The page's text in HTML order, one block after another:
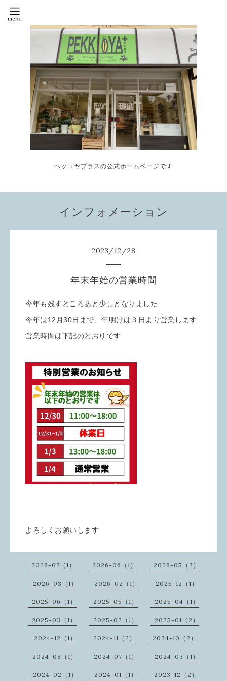
ペッコヤプラスの公式ホームページです
インフォメーション
2023/12/28
年末年始の営業時間
今年も残すところあと少しとなりました
今年は12月30日まで、年明けは３日より営業します
営業時間は下記のとおりです
よろしくお願いします
2026-07（1） 2026-06（1） 2026-05（2）
2026-03（1） 2026-02（1） 2025-12（1）
2025-06（1） 2025-05（1） 2025-04（1）
2025-03（1） 2025-02（1） 2025-01（2）
2024-12（1） 2024-11（2） 2024-10（2）
2024-08（1） 2024-07（1） 2024-03（1）
2024-02（1） 2024-01（1） 2023-12（2）